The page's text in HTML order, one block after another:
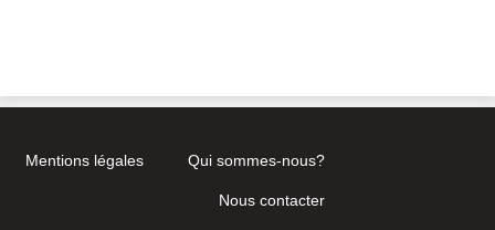
Mentions légales Qui sommes-nous?
Nous contacter